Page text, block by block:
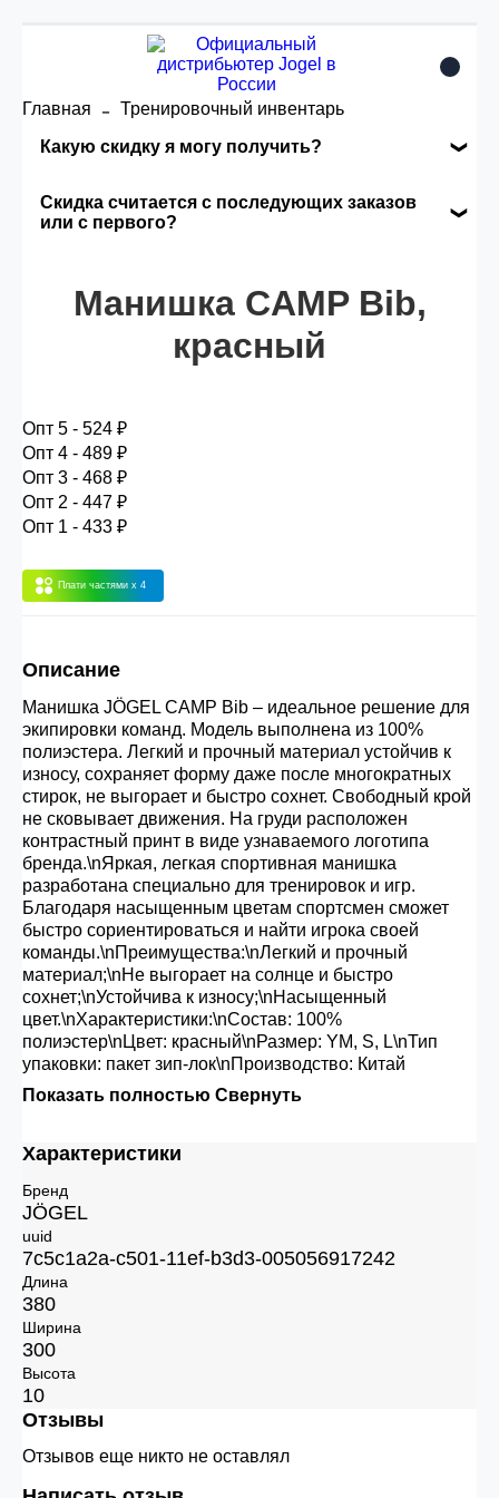
Главная
Тренировочный инвентарь
Какую скидку я могу получить?
заказа, общая сумма заказа считается по
розничной цене
Опт 4 (30%) -
30.000 рублей.
Опт 3(33%)
200.000 рублей.
Опт 1(38%) -сумма всех заказов за 6 месяцев -
400.000 рублей.
Скидка считается с последующих заказов
или с первого?
автоматически активизируется в корзине вашего
заказа.
Манишка CAMP Bib,
красный
Опт 5 - 524 ₽
Опт 4 - 489 ₽
Опт 3 - 468 ₽
Опт 2 - 447 ₽
Опт 1 - 433 ₽
Плати частями x 4
Описание
Манишка JÖGEL CAMP Bib – идеальное решение для
экипировки команд. Модель выполнена из 100%
полиэстера. Легкий и прочный материал устойчив к
износу, сохраняет форму даже после многократных
стирок, не выгорает и быстро сохнет. Свободный крой
не сковывает движения. На груди расположен
контрастный принт в виде узнаваемого логотипа
бренда.\nЯркая, легкая спортивная манишка
разработана специально для тренировок и игр.
Благодаря насыщенным цветам спортсмен сможет
быстро сориентироваться и найти игрока своей
команды.\nПреимущества:\nЛегкий и прочный
материал;\nНе выгорает на солнце и быстро
сохнет;\nУстойчива к износу;\nНасыщенный
цвет.\nХарактеристики:\nСостав: 100%
полиэстер\nЦвет: красный\nРазмер: YM, S, L\nТип
упаковки: пакет зип-лок\nПроизводство: Китай
Показать полностью Свернуть
Характеристики
Бренд
JÖGEL
uuid
7c5c1a2a-c501-11ef-b3d3-005056917242
Длина
380
Ширина
300
Высота
10
Отзывы
Отзывов еще никто не оставлял